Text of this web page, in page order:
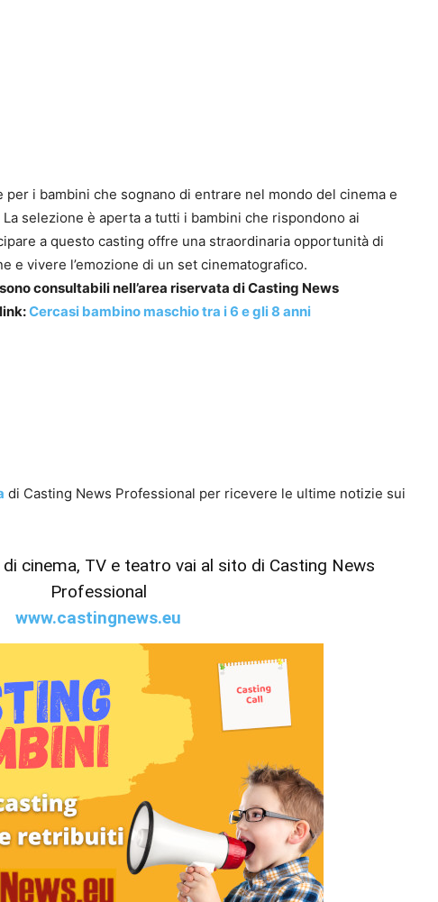
per i bambini che sognano di entrare nel mondo del cinema e
selezione è aperta a tutti i bambini che rispondono ai
a questo casting offre una straordinaria opportunità di
e vivere l’emozione di un set cinematografico.
consultabili nell’area riservata di Casting News
Cercasi bambino maschio tra i 6 e gli 8 anni
di Casting News Professional per ricevere le ultime notizie sui
cinema, TV e teatro vai al sito di Casting News
Professional
www.castingnews.eu